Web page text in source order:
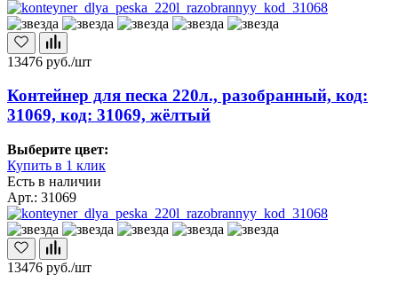
13476 руб./шт
Контейнер для песка 220л., разобранный, код:
31069, код: 31069, жёлтый
Выберите цвет:
Купить в 1 клик
Есть в наличии
Арт.: 31069
13476 руб./шт